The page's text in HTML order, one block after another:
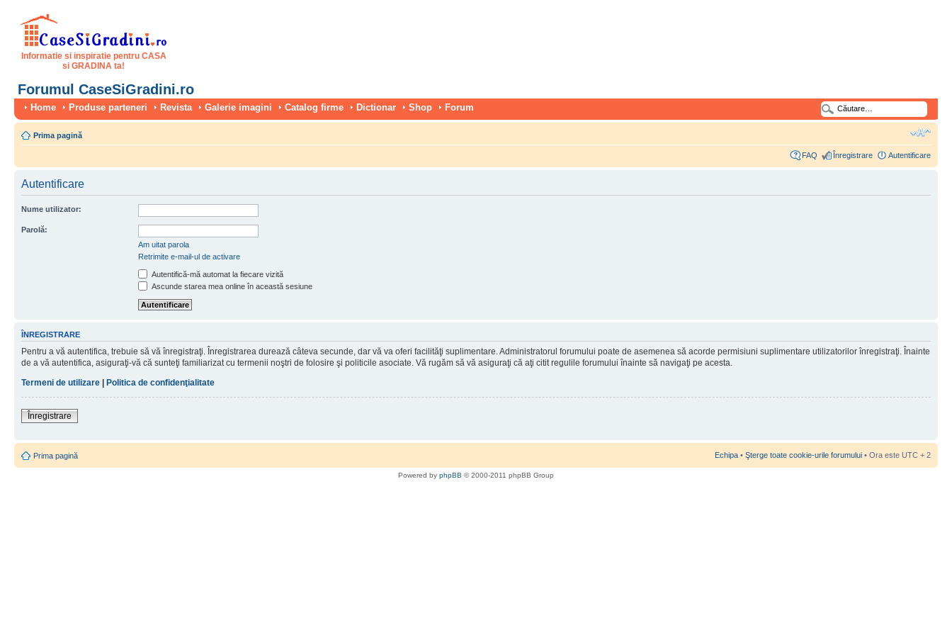
Informatie si inspiratie pentru CASA
si GRADINA ta!
Forumul CaseSiGradini.ro
Home Produse parteneri Revista Galerie imagini Catalog firme Dictionar Shop Forum
Prima pagină
FAQ Înregistrare Autentificare
Autentificare
Nume utilizator:
Parolă:
Am uitat parola
Retrimite e-mail-ul de activare
Autentifică-mă automat la fiecare vizită
Ascunde starea mea online în această sesiune
ÎNREGISTRARE
Pentru a vă autentifica, trebuie să vă înregistraţi. Înregistrarea durează câteva secunde, dar vă va oferi facilităţi suplimentare. Administratorul forumului poate de asemenea să acorde permisiuni suplimentare utilizatorilor înregistraţi. Înainte
de a vă autentifica, asiguraţi-vă că sunteţi familiarizat cu termenii noştri de folosire şi politicile asociate. Vă rugăm să vă asiguraţi că aţi citit regulile forumului înainte să navigaţi pe acesta.
Termeni de utilizare | Politica de confidenţialitate
Înregistrare
Prima pagină Echipa • Şterge toate cookie-urile forumului • Ora este UTC + 2
Powered by phpBB © 2000-2011 phpBB Group